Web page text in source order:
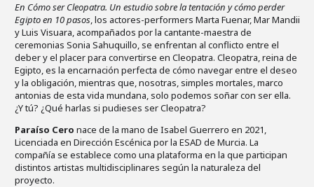
En Cómo ser Cleopatra. Un estudio sobre la tentación y cómo perder
Egipto en 10 pasos, los actores-performers Marta Fuenar, Mar Mandii
y Luis Visuara, acompañados por la cantante-maestra de
ceremonias Sonia Sahuquillo, se enfrentan al conflicto entre el
deber y el placer para convertirse en Cleopatra. Cleopatra, reina de
Egipto, es la encarnación perfecta de cómo navegar entre el deseo
y la obligación, mientras que, nosotras, simples mortales, marco
antonias de esta vida mundana, solo podemos soñar con ser ella.
¿Y tú? ¿Qué harlas si pudieses ser Cleopatra?
Paraíso Cero nace de la mano de Isabel Guerrero en 2021,
Licenciada en Dirección Escénica por la ESAD de Murcia. La
compañía se establece como una plataforma en la que participan
distintos artistas multidisciplinares según la naturaleza del
proyecto.